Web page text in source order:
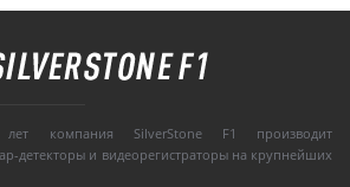
компания SilverStone F1 производит
детекторы и видеорегистраторы на крупнейших